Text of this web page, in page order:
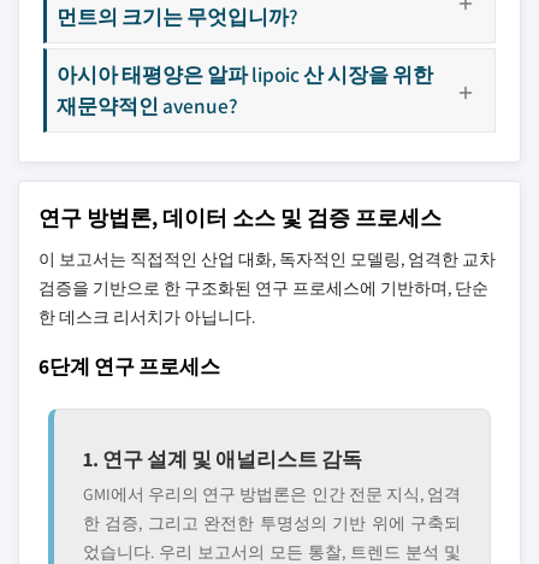
먼트의 크기는 무엇입니까?
아시아 태평양은 알파 lipoic 산 시장을 위한
재문약적인 avenue?
연구 방법론, 데이터 소스 및 검증 프로세스
이 보고서는 직접적인 산업 대화, 독자적인 모델링, 엄격한 교차
검증을 기반으로 한 구조화된 연구 프로세스에 기반하며, 단순
한 데스크 리서치가 아닙니다.
6단계 연구 프로세스
1. 연구 설계 및 애널리스트 감독
GMI에서 우리의 연구 방법론은 인간 전문 지식, 엄격
한 검증, 그리고 완전한 투명성의 기반 위에 구축되
었습니다. 우리 보고서의 모든 통찰, 트렌드 분석 및